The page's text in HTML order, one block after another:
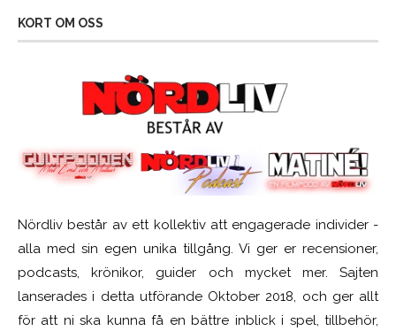
KORT OM OSS
Nördliv består av ett kollektiv att engagerade individer -
alla med sin egen unika tillgång. Vi ger er recensioner,
podcasts, krönikor, guider och mycket mer. Sajten
lanserades i detta utförande Oktober 2018, och ger allt
för att ni ska kunna få en bättre inblick i spel, tillbehör,